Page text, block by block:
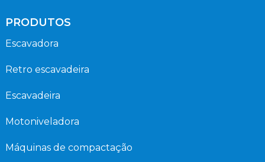
PRODUTOS
Escavadora
Retro escavadeira
Escavadeira
Motoniveladora
Máquinas de compactação